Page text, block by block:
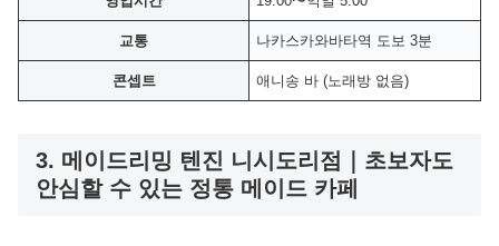
교통 나카스카와바타역 도보 3분
콘셉트 애니송 바 (노래방 없음)
3. 메이드리밍 텐진 니시도리점｜초보자도
안심할 수 있는 정통 메이드 카페